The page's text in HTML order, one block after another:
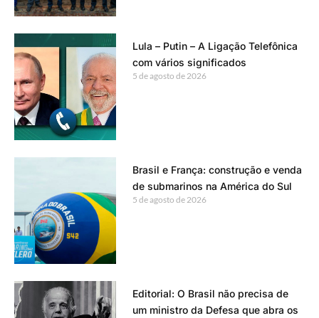
Lula – Putin – A Ligação Telefônica
com vários significados
5 de agosto de 2026
Brasil e França: construção e venda
de submarinos na América do Sul
5 de agosto de 2026
Editorial: O Brasil não precisa de
um ministro da Defesa que abra os